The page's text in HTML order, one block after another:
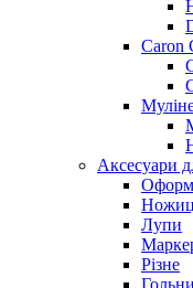
Caron
Аксесуари
Лупи
Різне